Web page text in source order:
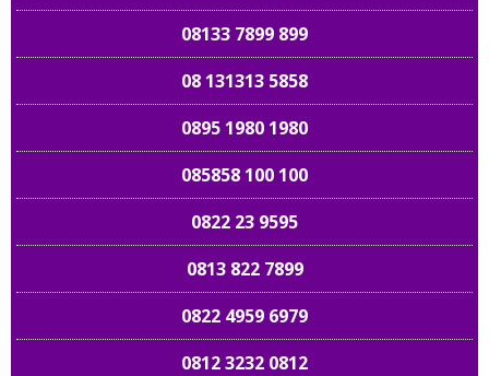
08133 7899 899
08 131313 5858
0895 1980 1980
085858 100 100
0822 23 9595
0813 822 7899
0822 4959 6979
0812 3232 0812